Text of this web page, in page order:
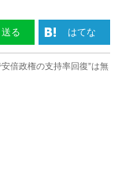
送る はてな
倍政権の支持率回復”は無